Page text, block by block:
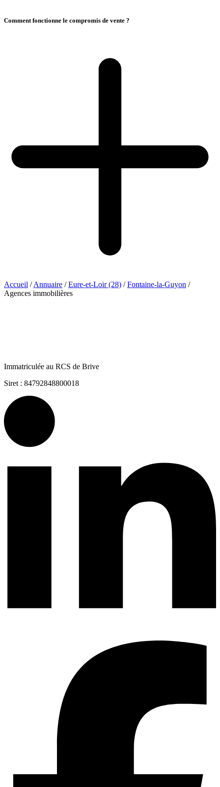
Comment fonctionne le compromis de vente ?
Accueil / Annuaire / Eure-et-Loir (28) / Fontaine-la-Guyon /
Agences immobilières
Immatriculée au RCS de Brive
Siret : 84792848800018